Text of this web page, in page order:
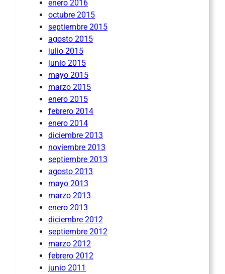
enero 2016
octubre 2015
septiembre 2015
agosto 2015
julio 2015
junio 2015
mayo 2015
marzo 2015
enero 2015
febrero 2014
enero 2014
diciembre 2013
noviembre 2013
septiembre 2013
agosto 2013
mayo 2013
marzo 2013
enero 2013
diciembre 2012
septiembre 2012
marzo 2012
febrero 2012
junio 2011